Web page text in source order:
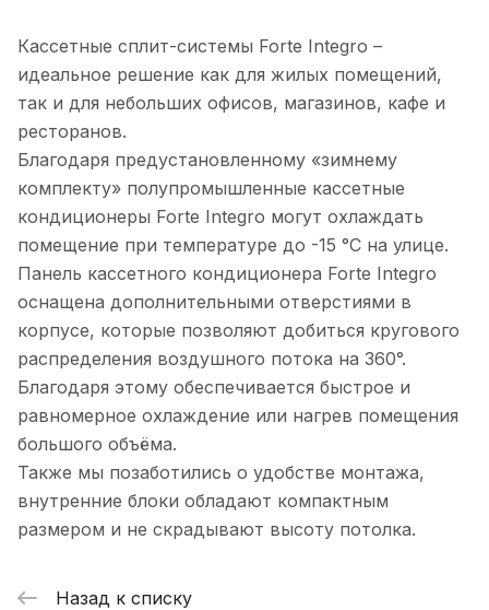
Кассетные сплит-системы Forte Integro –
идеальное решение как для жилых помещений,
так и для небольших офисов, магазинов, кафе и
ресторанов.
Благодаря предустановленному «зимнему
комплекту» полупромышленные кассетные
кондиционеры Forte Integro могут охлаждать
помещение при температуре до -15 °C на улице.
Панель кассетного кондиционера Forte Integro
оснащена дополнительными отверстиями в
корпусе, которые позволяют добиться кругового
распределения воздушного потока на 360°.
Благодаря этому обеспечивается быстрое и
равномерное охлаждение или нагрев помещения
большого объёма.
Также мы позаботились о удобстве монтажа,
внутренние блоки обладают компактным
размером и не скрадывают высоту потолка.
Назад к списку